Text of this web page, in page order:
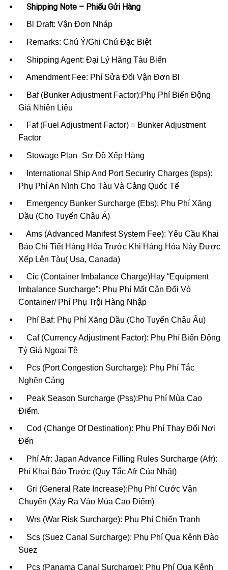
Shipping Note – Phiếu Gửi Hàng
Bl Draft: Vận Đơn Nháp
Remarks: Chú Ý/Ghi Chú Đặc Biệt
Shipping Agent: Đại Lý Hãng Tàu Biển
Amendment Fee: Phí Sửa Đổi Vận Đơn Bl
Baf (Bunker Adjustment Factor):Phụ Phí Biến Động
Giá Nhiên Liệu
Faf (Fuel Adjustment Factor) = Bunker Adjustment
Factor
Stowage Plan–Sơ Đồ Xếp Hàng
International Ship And Port Securiry Charges (Isps):
Phụ Phí An Nình Cho Tàu Và Cảng Quốc Tế
Emergency Bunker Surcharge (Ebs): Phụ Phí Xăng
Dầu (Cho Tuyến Châu Á)
Ams (Advanced Manifest System Fee): Yêu Cầu Khai
Báo Chi Tiết Hàng Hóa Trước Khi Hàng Hóa Này Được
Xếp Lên Tàu( Usa, Canada)
Cic (Container Imbalance Charge)Hay “Equipment
Imbalance Surcharge”: Phụ Phí Mất Cân Đối Vỏ
Container/ Phí Phụ Trội Hàng Nhập
Phí Baf: Phụ Phí Xăng Dầu (Cho Tuyến Châu Âu)
Caf (Currency Adjustment Factor): Phụ Phí Biến Động
Tỷ Giá Ngoại Tệ
Pcs (Port Congestion Surcharge): Phụ Phí Tắc
Nghẽn Cảng
Peak Season Surcharge (Pss):Phụ Phí Mùa Cao
Điểm.
Cod (Change Of Destination): Phụ Phí Thay Đổi Nơi
Đến
Phí Afr: Japan Advance Filling Rules Surcharge (Afr):
Phí Khai Báo Trước (Quy Tắc Afr Của Nhật)
Gri (General Rate Increase):Phụ Phí Cước Vận
Chuyển (Xảy Ra Vào Mùa Cao Điểm)
Wrs (War Risk Surcharge): Phụ Phí Chiến Tranh
Scs (Suez Canal Surcharge): Phụ Phí Qua Kênh Đào
Suez
Pcs (Panama Canal Surcharge): Phụ Phí Qua Kênh